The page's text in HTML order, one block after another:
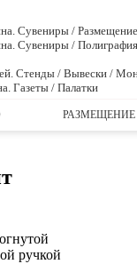
Сувениры / Размещение
Сувениры /
Стенды / Вывески /
Газеты / Палатки
РАЗМЕЩЕНИЕ
ручкой